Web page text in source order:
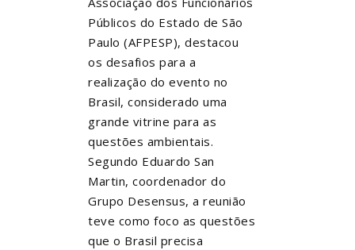
Públicos do Estado de São
Paulo (AFPESP), destacou
os desafios para a
realização do evento no
Brasil, considerado uma
grande vitrine para as
questões ambientais.
Segundo Eduardo San
Martin, coordenador do
Grupo Desensus, a reunião
teve como foco as questões
que o Brasil precisa